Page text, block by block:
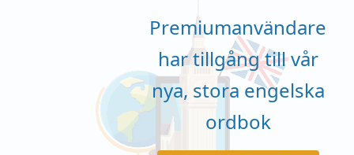
Premiumanvändare
har tillgång till vår
nya, stora engelska
ordbok